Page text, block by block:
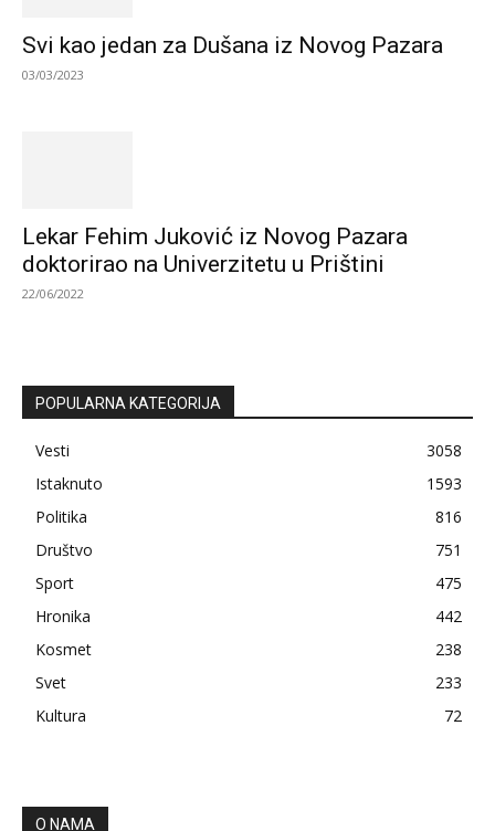
Svi kao jedan za Dušana iz Novog Pazara
03/03/2023
Lekar Fehim Juković iz Novog Pazara
doktorirao na Univerzitetu u Prištini
22/06/2022
POPULARNA KATEGORIJA
Vesti
3058
Istaknuto
1593
Politika
816
Društvo
751
Sport
475
Hronika
442
Kosmet
238
Svet
233
Kultura
72
O NAMA